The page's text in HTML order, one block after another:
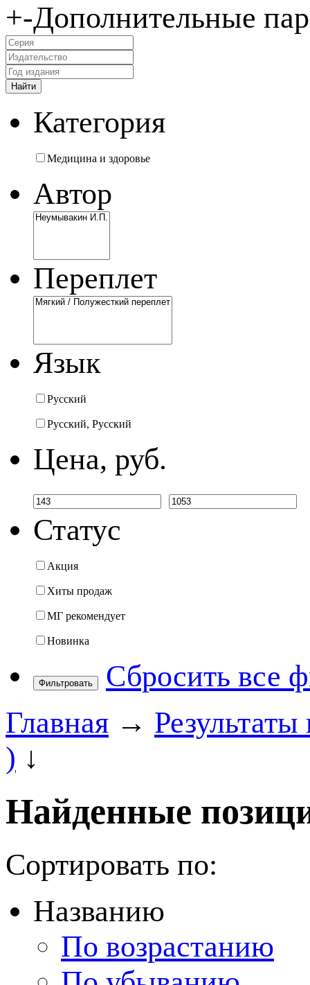
+-Дополнительные
Категория
Медицина и здоровье
Автор
Переплет
Язык
Русский
Русский, Русский
Цена, руб.
Статус
Акция
Хиты продаж
МГ рекомендует
Новинка
Фильтровать
Сбросить все
Главная →
) ↓
Найденные
Сортировать по:
Названию
По возрастанию